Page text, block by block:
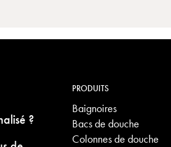
?
PRODUITS
Baignoires
Bacs de douche
Colonnes de douche